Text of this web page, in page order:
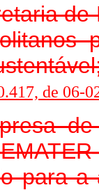
de
de 06-
de
para a